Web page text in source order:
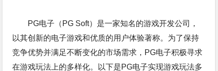
PG电子（PG Soft）是一家知名的游戏开发公司，
以其创新的电子游戏和优质的用户体验著称。为了保持
竞争优势并满足不断变化的市场需求，PG电子积极寻求
在游戏玩法上的多样化。以下是PG电子实现游戏玩法多